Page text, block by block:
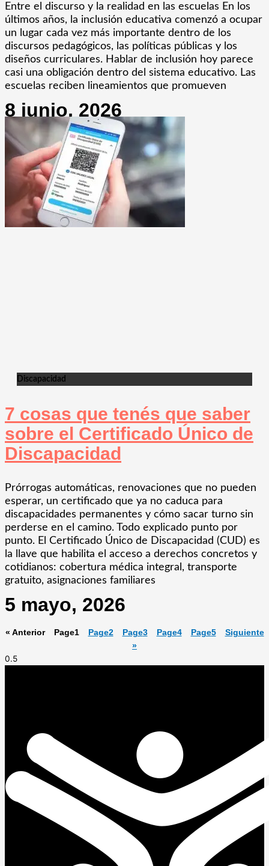
Entre el discurso y la realidad en las escuelas En los
últimos años, la inclusión educativa comenzó a ocupar
un lugar cada vez más importante dentro de los
discursos pedagógicos, las políticas públicas y los
diseños curriculares. Hablar de inclusión hoy parece
casi una obligación dentro del sistema educativo. Las
escuelas reciben lineamientos que promueven
8 junio, 2026
Discapacidad
7 cosas que tenés que saber
sobre el Certificado Único de
Discapacidad
Prórrogas automáticas, renovaciones que no pueden
esperar, un certificado que ya no caduca para
discapacidades permanentes y cómo sacar turno sin
perderse en el camino. Todo explicado punto por
punto. El Certificado Único de Discapacidad (CUD) es
la llave que habilita el acceso a derechos concretos y
cotidianos: cobertura médica integral, transporte
gratuito, asignaciones familiares
5 mayo, 2026
« Anterior Page1 Page2 Page3 Page4 Page5
Siguiente
»